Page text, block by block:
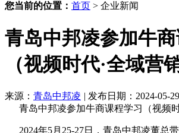
您当前的位置： 首页 > 企业新闻
青岛中邦凌参加牛商
（视频时代·全域营销
来源： 青岛中邦凌 | 发布日期：2024-05-29
青岛中邦凌参加牛商课程学习（视频时
2024年5月25-27日，青岛中邦凌董总